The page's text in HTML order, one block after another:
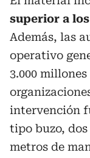
superior a
Además, las
operativo
3.000
intervención
tipo buzo,
metros de